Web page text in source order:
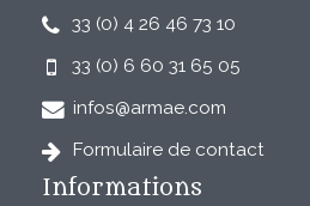
33 (0) 4 26 46 73 10
33 (0) 6 60 31 65 05
infos@armae.com
Formulaire de contact
Informations